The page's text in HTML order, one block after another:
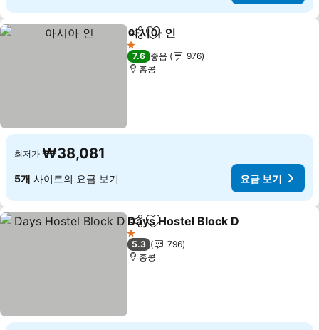
공유 즐겨찾기에 추가
아시아 인
1 성급
7.6 좋음
976
홍콩
최저가 ₩38,081
5개 사이트의 요금 보기 요금 보기
공유 즐겨찾기에 추가
Days Hostel Block D
1 성급
5.3
796
홍콩